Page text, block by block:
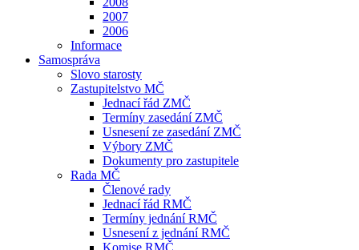
2007
2006
Informace
Samospráva
Slovo starosty
Zastupitelstvo MČ
Jednací řád ZMČ
Termíny zasedání ZMČ
Usnesení ze zasedání ZMČ
Výbory ZMČ
Dokumenty pro zastupitele
Rada MČ
Členové rady
Jednací řád RMČ
Termíny jednání RMČ
Usnesení z jednání RMČ
Komise RMČ